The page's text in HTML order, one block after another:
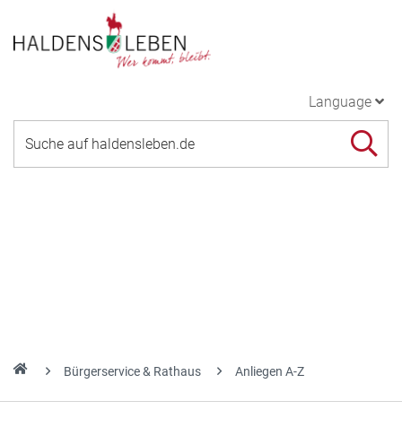
Language
Bürgerservice & Rathaus Anliegen A-Z